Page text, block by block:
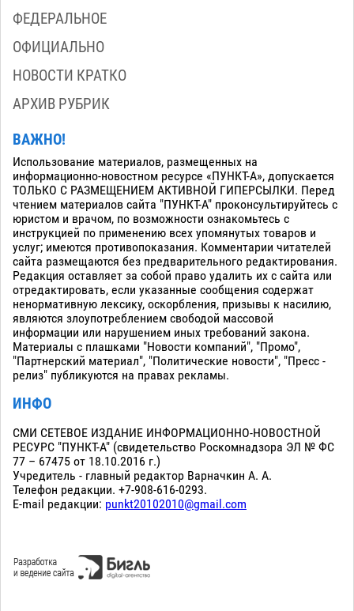
ФЕДЕРАЛЬНОЕ
ОФИЦИАЛЬНО
НОВОСТИ КРАТКО
АРХИВ РУБРИК
ВАЖНО!
Использование материалов, размещенных на
информационно-новостном ресурсе «ПУНКТ-А», допускается
ТОЛЬКО С РАЗМЕЩЕНИЕМ АКТИВНОЙ ГИПЕРСЫЛКИ. Перед
чтением материалов сайта "ПУНКТ-А" проконсультируйтесь с
юристом и врачом, по возможности ознакомьтесь с
инструкцией по применению всех упомянутых товаров и
услуг; имеются противопоказания. Комментарии читателей
сайта размещаются без предварительного редактирования.
Редакция оставляет за собой право удалить их с сайта или
отредактировать, если указанные сообщения содержат
ненормативную лексику, оскорбления, призывы к насилию,
являются злоупотреблением свободой массовой
информации или нарушением иных требований закона.
Материалы с плашками "Новости компаний", "Промо",
"Партнерский материал", "Политические новости", "Пресс -
релиз" публикуются на правах рекламы.
ИНФО
СМИ СЕТЕВОЕ ИЗДАНИЕ ИНФОРМАЦИОННО-НОВОСТНОЙ
РЕСУРС "ПУНКТ-А" (свидетельство Роскомнадзора ЭЛ № ФС
77 – 67475 от 18.10.2016 г.)
Учредитель - главный редактор Варначкин А. А.
Телефон редакции. +7-908-616-0293.
E-mail редакции: punkt20102010@gmail.com